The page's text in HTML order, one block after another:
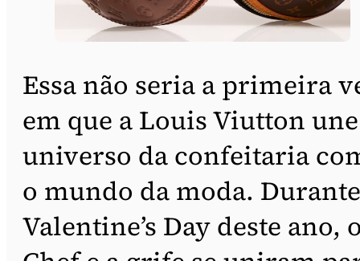
Essa não seria a primeira
em que a Louis Viutton
universo da confeitaria
o mundo da moda.
Valentine’s Day deste ano,